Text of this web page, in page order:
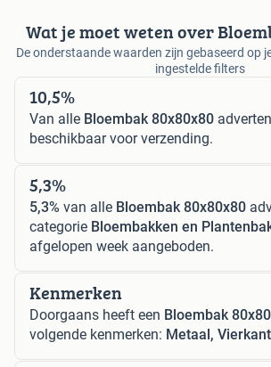
Wat je moet weten over
De onderstaande waarden zijn gebaseerd op
ingestelde filters
10,5%
Van alle Bloembak 80x80x80
beschikbaar voor verzending.
5,3%
5,3% van alle Bloembak 80x80x80
categorie Bloembakken en
afgelopen week aangeboden.
Kenmerken
Doorgaans heeft een Bloembak
volgende kenmerken: Metaal,